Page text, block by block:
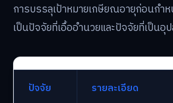
การบรรลุเป้าหมายเกษียณอายุก่อนกำ
เป็นปัจจัยที่เอื้ออำนวยและปัจจัยที่เป็นอุ
ปัจจัย รายละเอียด